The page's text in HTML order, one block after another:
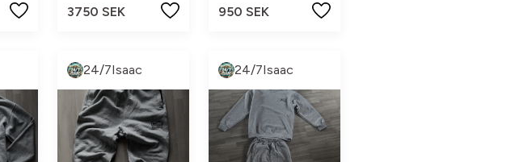
3750 SEK
950 SEK
24/7Isaac 24/7Isaac